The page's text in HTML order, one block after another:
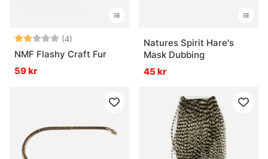
Betyg: (4)
2.0 utav 5 stjärnor
NMF Flashy Craft Fur
59 kr
Natures Spirit Hare's
Mask Dubbing
45 kr